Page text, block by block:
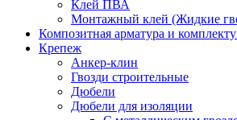
Клей ПВА
Монтажный клей (Жидкие
Композитная арматура и
Крепеж
Анкер-клин
Гвозди строительные
Дюбели
Дюбели для изоляции